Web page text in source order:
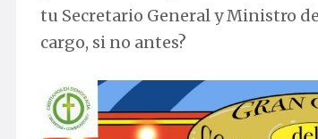
tu Secretario General y Ministro
cargo, si no antes?